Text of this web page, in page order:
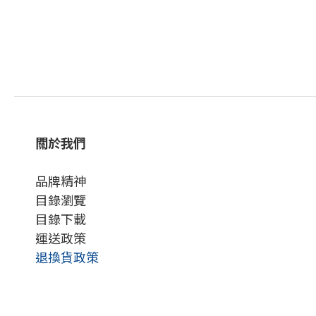
關於我們
品牌精神
目錄瀏覽
目錄下載
運送政策
退換貨政策